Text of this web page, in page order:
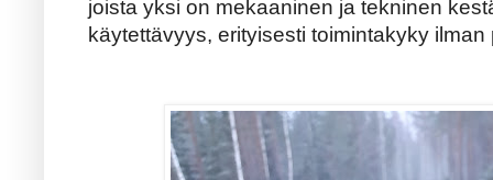
joista yksi on mekaaninen ja tekninen
käytettävyys, erityisesti toimintakyky